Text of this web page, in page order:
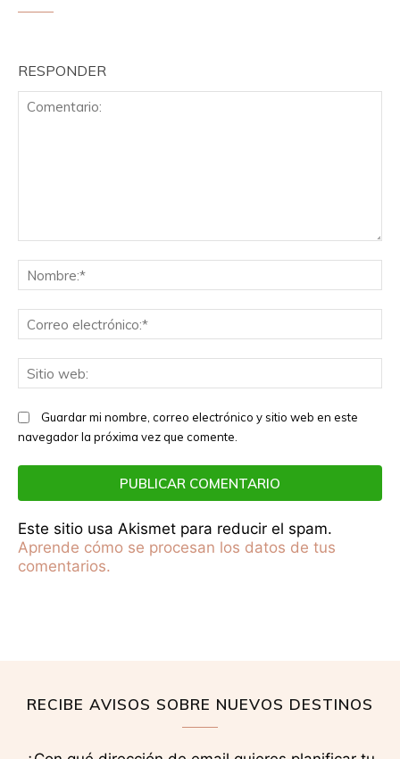
RESPONDER
Guardar mi nombre, correo electrónico y sitio web en este
navegador la próxima vez que comente.
Este sitio usa Akismet para reducir el spam.
Aprende cómo se procesan los datos de tus
comentarios.
RECIBE AVISOS SOBRE NUEVOS DESTINOS